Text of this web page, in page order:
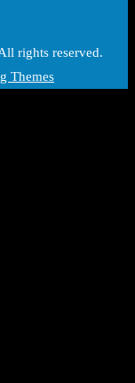
rights reserved.
Themes